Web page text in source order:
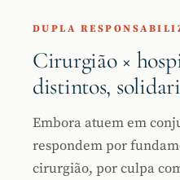
DUPLA
Cirurgião ×
distintos,
Embora atuem em
respondem por
cirurgião, por culpa